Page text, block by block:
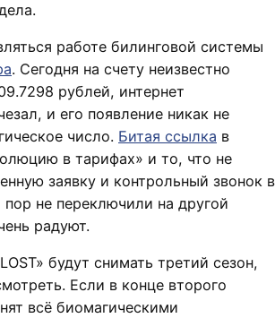
работе билинговой системы
. Сегодня на счету неизвестно
рублей, интернет
и его появление никак не
число. Битая ссылка в
в тарифах» и то, что не
заявку и контрольный звонок в
не переключили на другой
радуют.
будут снимать третий сезон,
Если в конце второго
всё биомагическими